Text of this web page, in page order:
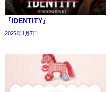
『IDENTITY』
2026年1月7日